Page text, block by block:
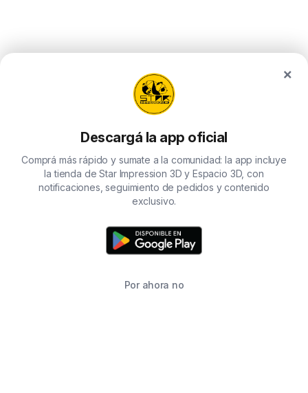
×
Descargá la app oficial
Comprá más rápido y sumate a la comunidad: la app incluye
la tienda de Star Impression 3D y Espacio 3D, con
notificaciones, seguimiento de pedidos y contenido
exclusivo.
Por ahora no